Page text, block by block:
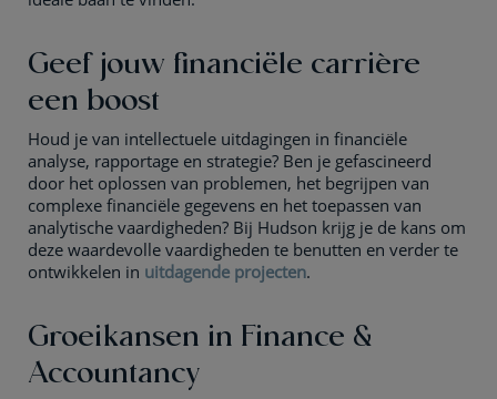
Geef jouw financiële carrière
een boost
Houd je van intellectuele uitdagingen in financiële
analyse, rapportage en strategie? Ben je gefascineerd
door het oplossen van problemen, het begrijpen van
complexe financiële gegevens en het toepassen van
analytische vaardigheden? Bij Hudson krijg je de kans om
deze waardevolle vaardigheden te benutten en verder te
ontwikkelen in uitdagende projecten.
Groeikansen in Finance &
Accountancy